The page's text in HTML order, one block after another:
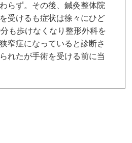
らず。その後、鍼灸整体院
受けるも症状は徐々にひど
も歩けなくなり整形外科を
窄症になっていると診断さ
れたが手術を受ける前に当